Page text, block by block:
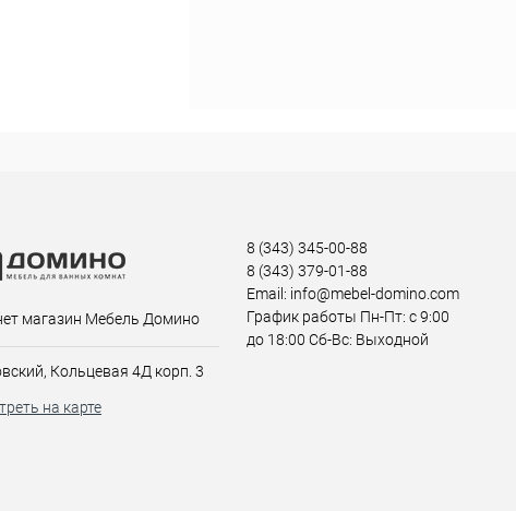
магазин Мебель Домино
Кольцевая 4Д корп. 3
на карте
8 (343) 345-00-88
8 (343) 379-01-88
Email: info@mebel-domino.com
График работы Пн-Пт: с 9:00
до 18:00 Сб-Вс: Выходной